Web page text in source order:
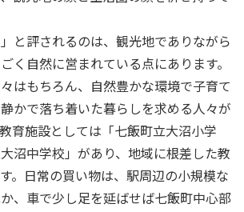
と評されるのは、観光地でありながら
く自然に営まれている点にあります。
はもちろん、自然豊かな環境で子育て
かで落ち着いた暮らしを求める人々が
育施設としては「七飯町立大沼小学
沼中学校」があり、地域に根差した教
。日常の買い物は、駅周辺の小規模な
、車で少し足を延ばせば七飯町中心部